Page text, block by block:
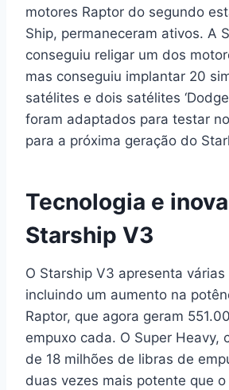
motores Raptor do segundo
Ship, permaneceram ativos. A
conseguiu religar um dos
mas conseguiu implantar 20
satélites e dois satélites
foram adaptados para testar
para a próxima geração do
Tecnologia e
Starship V3
O Starship V3 apresenta várias
incluindo um aumento na
Raptor, que agora geram
empuxo cada. O Super Heavy,
de 18 milhões de libras de
duas vezes mais potente que